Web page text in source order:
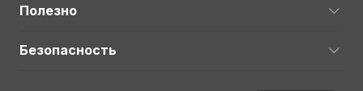
Полезно
Безопасность